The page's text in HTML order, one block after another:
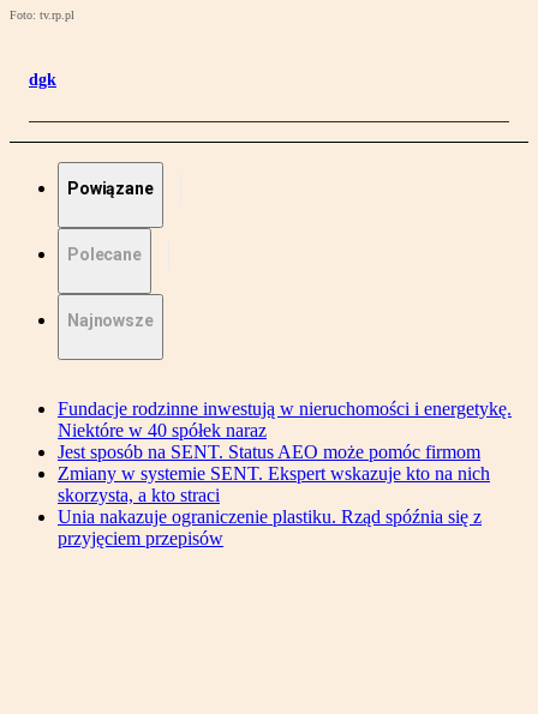
Foto: tv.rp.pl
dgk
Powiązane
Polecane
Najnowsze
Fundacje rodzinne inwestują w nieruchomości i energetykę.
Niektóre w 40 spółek naraz
Jest sposób na SENT. Status AEO może pomóc firmom
Zmiany w systemie SENT. Ekspert wskazuje kto na nich
skorzysta, a kto straci
Unia nakazuje ograniczenie plastiku. Rząd spóźnia się z
przyjęciem przepisów